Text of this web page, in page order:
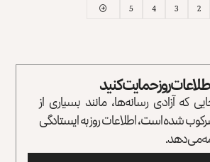
2
3
4
5
روز حمایت کنید
که آزادی رسانه‌ها، مانند بسیاری از
شده است، اطلاعات روز به ایستادگی
می‌دهد.